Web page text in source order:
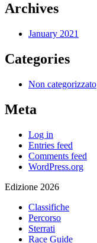
Archives
January 2021
Categories
Non categorizzato
Meta
Log in
Entries feed
Comments feed
WordPress.org
Edizione 2026
Classifiche
Percorso
Sterrati
Race Guide